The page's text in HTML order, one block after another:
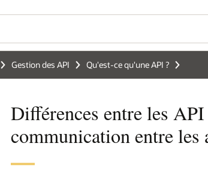
Gestion des API Qu'est-ce qu'une API ?
Différences entre les
communication entre les